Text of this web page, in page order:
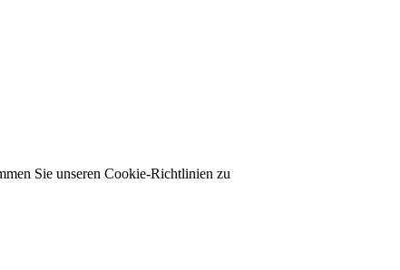
Sie unseren Cookie-Richtlinien zu